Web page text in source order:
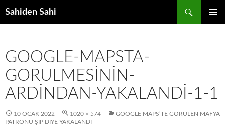
Sahiden Sahi
GOOGLE-MAPSTA-
GORULMESININ-
ARDINDAN-YAKALANDI-1-1
10 OCAK 2022 1020 × 574
GOOGLE MAPS’TE GÖRÜLEN MAFYA
PATRONU ŞIP DIYE YAKALANDI